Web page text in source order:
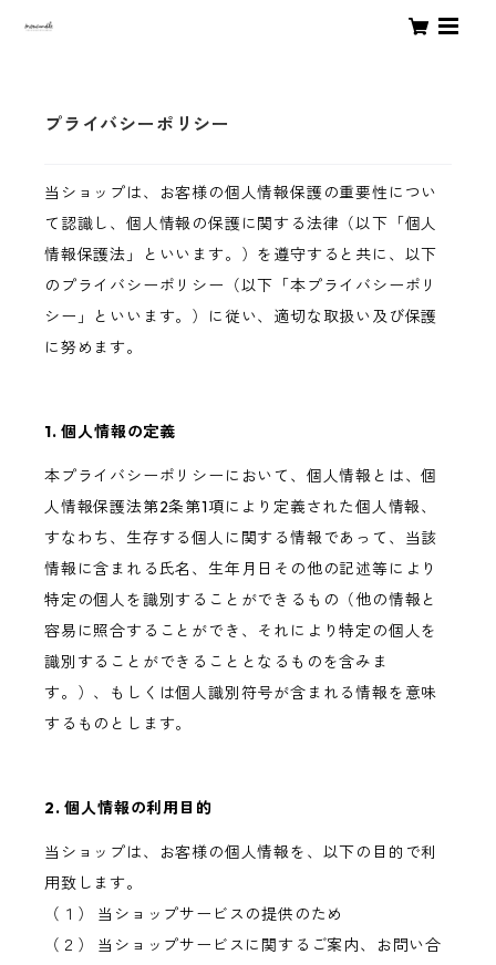
プライバシーポリシー
当ショップは、お客様の個人情報保護の重要性につい
て認識し、個人情報の保護に関する法律（以下「個人
情報保護法」といいます。）を遵守すると共に、以下
のプライバシーポリシー（以下「本プライバシーポリ
シー」といいます。）に従い、適切な取扱い及び保護
に努めます。
1. 個人情報の定義
本プライバシーポリシーにおいて、個人情報とは、個
人情報保護法第2条第1項により定義された個人情報、
すなわち、生存する個人に関する情報であって、当該
情報に含まれる氏名、生年月日その他の記述等により
特定の個人を識別することができるもの（他の情報と
容易に照合することができ、それにより特定の個人を
識別することができることとなるものを含みま
す。）、もしくは個人識別符号が含まれる情報を意味
するものとします。
2. 個人情報の利用目的
当ショップは、お客様の個人情報を、以下の目的で利
用致します。
（１） 当ショップサービスの提供のため
（２） 当ショップサービスに関するご案内、お問い合